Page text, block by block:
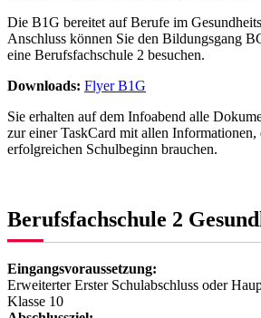
Die B1G bereitet auf Berufe im
Anschluss können Sie den Bildungsgang
eine Berufsfachschule 2 besuchen.
Downloads: Flyer B1G
Sie erhalten auf dem Infoabend alle
zur einer TaskCard mit allen Informationen,
erfolgreichen Schulbeginn brauchen.
Berufsfachschule 2
Eingangsvoraussetzung:
Erweiterter Erster Schulabschluss oder
Klasse 10